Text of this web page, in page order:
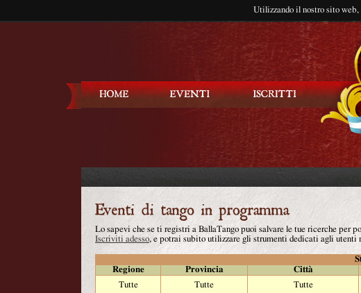
Utilizzando il nostro sito web,
Lo sapevi che se ti registri a BallaTango puoi salvare le tue ricerche per
Iscriviti adesso, e potrai subito utilizzare gli strumenti dedicati agli utenti
Regione
Provincia Città
Tutte
Tutte Tutte